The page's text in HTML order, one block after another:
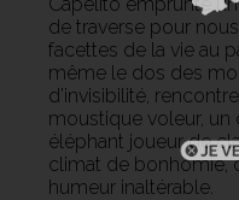
de traverse pour
facettes de la vie au
même le dos des
d’invisibilité,
moustique voleur, un
éléphant joueur de
climat de bonhomie,
humeur inaltérable.